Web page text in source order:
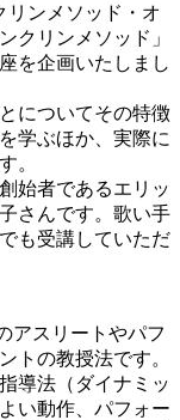
リンメソッド・オ
クリンメソッド」
を企画いたしまし
についてその特徴
学ぶほか、実際に
。
始者であるエリッ
さんです。歌い手
も受講していただ
アスリートやパフ
トの教授法です。
導法（ダイナミッ
い動作、パフォー